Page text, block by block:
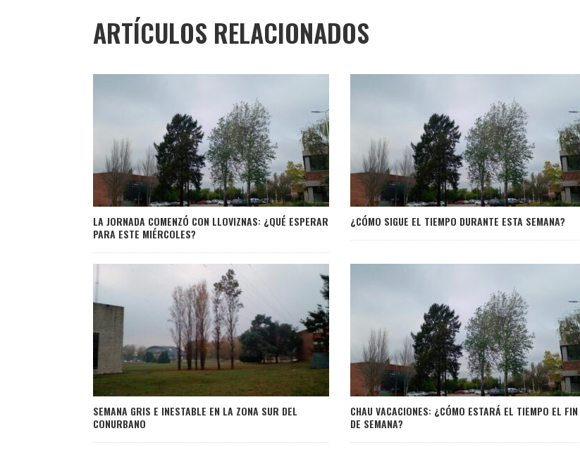
ARTÍCULOS RELACIONADOS
LA JORNADA COMENZÓ CON LLOVIZNAS: ¿QUÉ ESPERAR
PARA ESTE MIÉRCOLES?
¿CÓMO SIGUE EL TIEMPO DURANTE ESTA SEMANA?
SEMANA GRIS E INESTABLE EN LA ZONA SUR DEL
CONURBANO
CHAU VACACIONES: ¿CÓMO ESTARÁ EL TIEMPO EL FIN
DE SEMANA?